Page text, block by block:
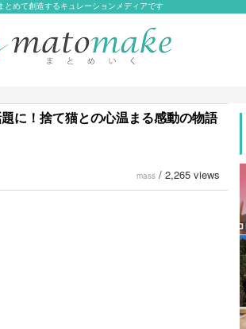
とめて創造するキュレーションメディアです
に！捨て猫との心温まる感動の物語
mass / 2,265 views